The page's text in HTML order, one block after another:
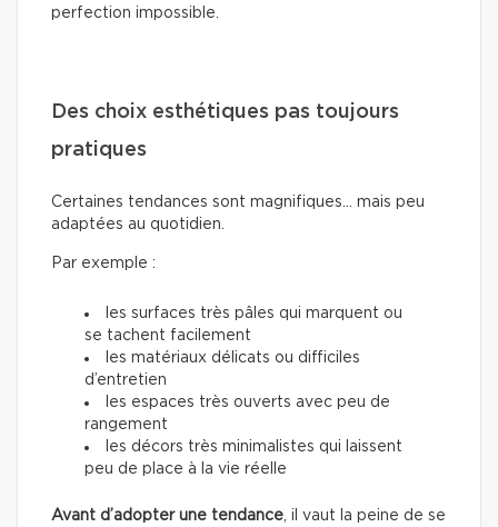
perfection impossible.
Des choix esthétiques pas toujours
pratiques
Certaines tendances sont magnifiques… mais peu
adaptées au quotidien.
Par exemple :
les surfaces très pâles qui marquent ou
se tachent facilement
les matériaux délicats ou difficiles
d’entretien
les espaces très ouverts avec peu de
rangement
les décors très minimalistes qui laissent
peu de place à la vie réelle
Avant d’adopter une tendance , il vaut la peine de se